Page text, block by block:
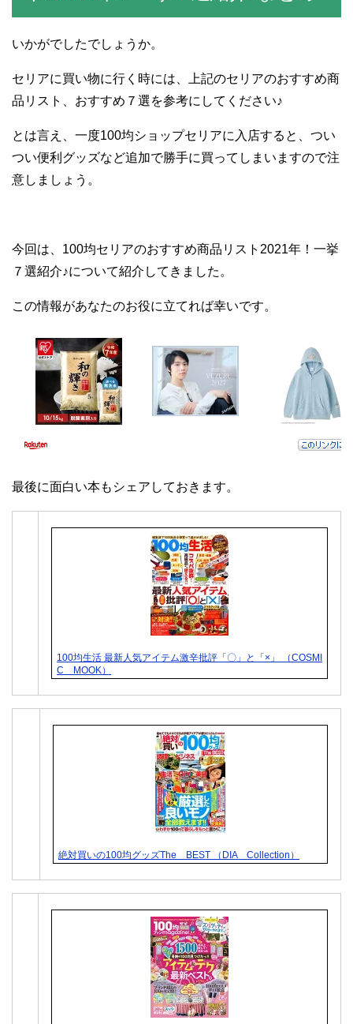
いかがでしたでしょうか。
セリアに買い物に行く時には、上記のセリアのおすすめ商
品リスト、おすすめ７選を参考にしてください♪
とは言え、一度100均ショップセリアに入店すると、つい
つい便利グッズなど追加で勝手に買ってしまいますので注
意しましょう。
今回は、100均セリアのおすすめ商品リスト2021年！一挙
７選紹介♪について紹介してきました。
この情報があなたのお役に立てれば幸いです。
最後に面白い本もシェアしておきます。
100均生活 最新人気アイテム激辛批評「〇」と「×」 （COSMI
C MOOK）
絶対買いの100均グッズThe BEST （DIA Collection）